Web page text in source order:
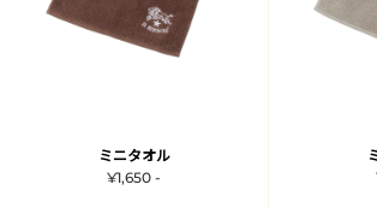
ミニタオル
¥1,650 -